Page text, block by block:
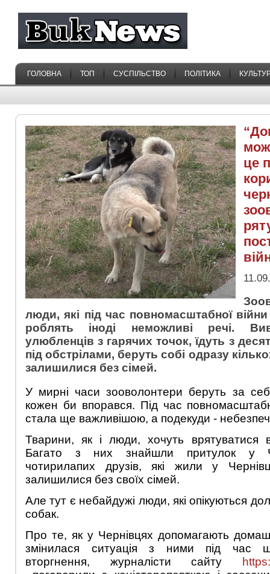
ГОЛОВНА ТОП СУСПІЛЬСТВО ПОЛІТИКА
це
люди, які під час повномасштабної
роблять іноді неможливі речі.
улюбленців з гарячих точок, їдуть з
під обстрілами, беруть собі одразу
залишилися без сімей.
У мирні часи зооволонтери беруть за
кожен би впорався. Під час
стала ще важливішою, а подекуди -
Тварини, як і люди, хочуть врятуватися
Багато з них знайшли притулок у
чотирилапих друзів, які жили у
залишилися без своїх сімей.
Але тут є небайдужі люди, які опікуються
собак.
Про те, як у Чернівцях допомагають
змінилася ситуація з ними під час
вторгнення, журналісти сайту